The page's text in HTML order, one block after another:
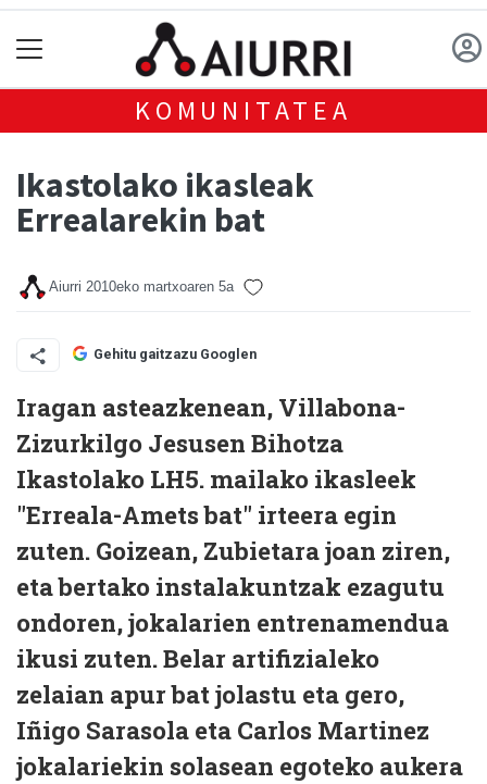
KOMUNITATEA
Ikastolako ikasleak
Errealarekin bat
Aiurri 2010eko martxoaren 5a
Gehitu gaitzazu Googlen
Iragan asteazkenean, Villabona-
Zizurkilgo Jesusen Bihotza
Ikastolako LH5. mailako ikasleek
"Erreala-Amets bat" irteera egin
zuten. Goizean, Zubietara joan ziren,
eta bertako instalakuntzak ezagutu
ondoren, jokalarien entrenamendua
ikusi zuten. Belar artifizialeko
zelaian apur bat jolastu eta gero,
Iñigo Sarasola eta Carlos Martinez
jokalariekin solasean egoteko aukera